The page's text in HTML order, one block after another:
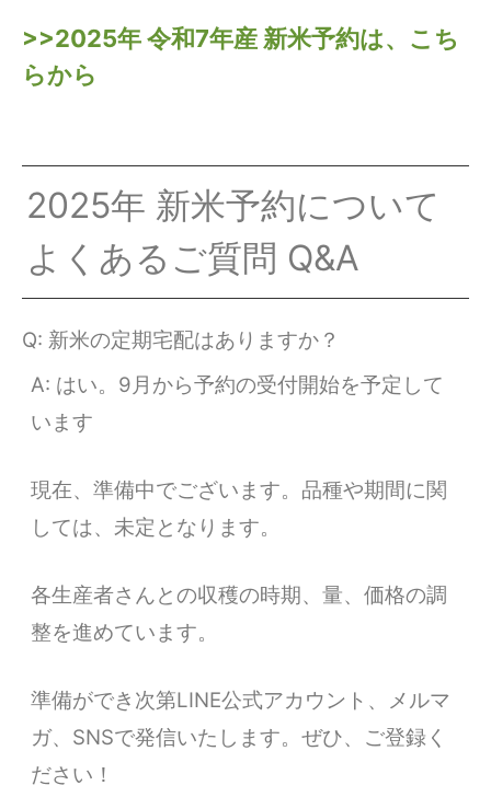
>>2025年 令和7年産 新米予約は、こち
らから
2025年 新米予約について
よくあるご質問 Q&A
Q: 新米の定期宅配はありますか？
A: はい。9月から予約の受付開始を予定して
います
現在、準備中でございます。品種や期間に関
しては、未定となります。
各生産者さんとの収穫の時期、量、価格の調
整を進めています。
準備ができ次第LINE公式アカウント、メルマ
ガ、SNSで発信いたします。ぜひ、ご登録く
ださい！